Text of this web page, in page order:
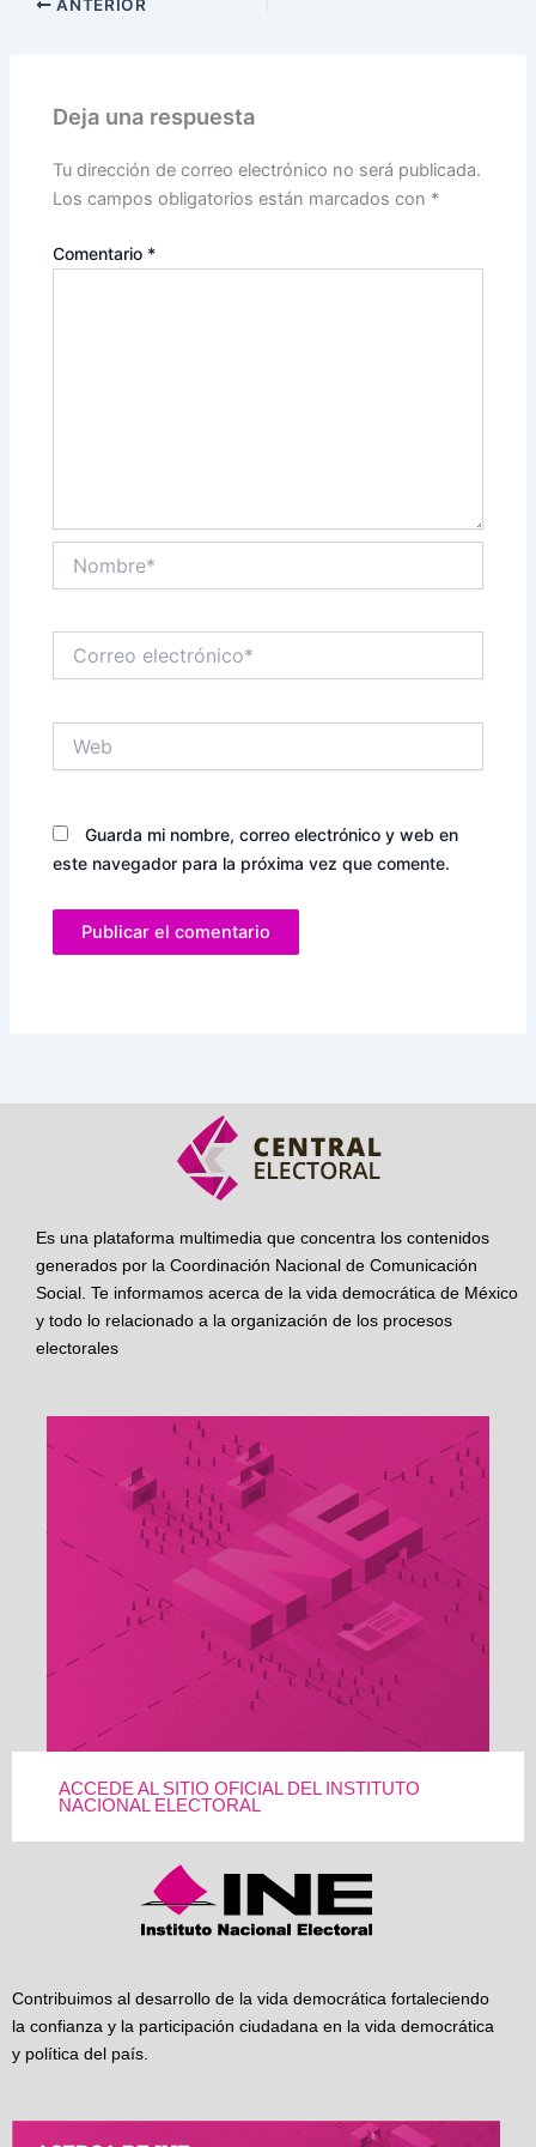
ANTERIOR
Deja una respuesta
Tu dirección de correo electrónico no será publicada.
Los campos obligatorios están marcados con *
Comentario *
electrónico*
Guarda mi nombre, correo electrónico y web en
este navegador para la próxima vez que comente.
Es una plataforma multimedia que concentra los contenidos
generados por la Coordinación Nacional de Comunicación
Social. Te informamos acerca de la vida democrática de México
y todo lo relacionado a la organización de los procesos
electorales
ACCEDE AL SITIO OFICIAL DEL INSTITUTO
NACIONAL ELECTORAL
Contribuimos al desarrollo de la vida democrática fortaleciendo
la confianza y la participación ciudadana en la vida democrática
y política del país.